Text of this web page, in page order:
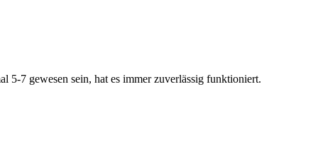
5-7 gewesen sein, hat es immer zuverlässig funktioniert.